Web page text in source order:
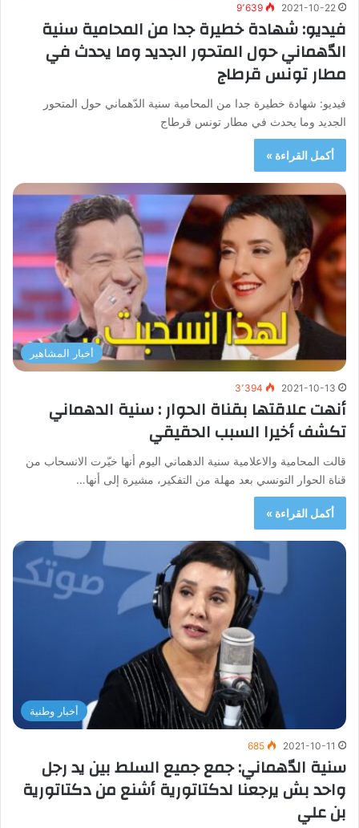
2021-10-22 9٬639
فيديو: شهادة خطيرة جدا من المحامية سنية
الدّهماني حول المتحور الجديد وما يحدث في
مطار تونس قرطاج
فيديو: شهادة خطيرة جدا من المحامية سنية الدّهماني حول المتحور
الجديد وما يحدث في مطار تونس قرطاج
أكمل القراءة »
أخبار المشاهير
2021-10-13 3٬394
أنهت علاقتها بقناة الحوار : سنية الدهماني
تكشف أخيرا السبب الحقيقي
قالت المحامية والاعلامية سنية الدهماني اليوم أنها خيّرت الانسحاب من
قناة الحوار التونسي بعد مهلة من التفكير، مشيرة إلى أنها…
أكمل القراءة »
أخبار وطنية
2021-10-11
685
سنية الدّهماني: جمع جميع السلط بين يد رجل
واحد بش يرجعنا لدكتاتورية أشنع من دكتاتورية
بن علي